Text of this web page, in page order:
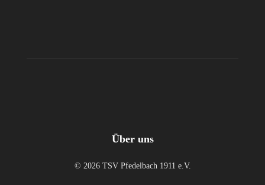
Über uns
© 2026 TSV Pfedelbach 1911 e.V.